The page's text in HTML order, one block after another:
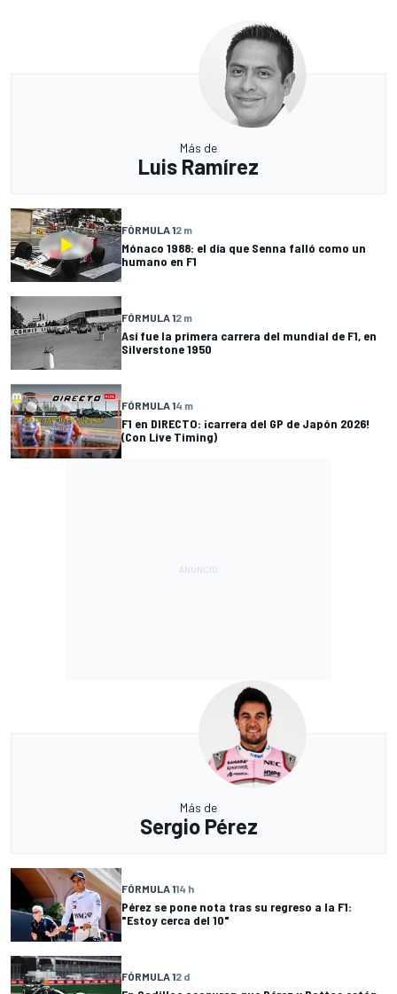
Más de
Luis Ramírez
FÓRMULA 12 m
Mónaco 1988: el día que Senna falló como un
humano en F1
FÓRMULA 12 m
Así fue la primera carrera del mundial de F1, en
Silverstone 1950
FÓRMULA 14 m
F1 en DIRECTO: ¡carrera del GP de Japón 2026!
(Con Live Timing)
Más de
Sergio Pérez
FÓRMULA 114 h
Pérez se pone nota tras su regreso a la F1:
"Estoy cerca del 10"
FÓRMULA 12 d